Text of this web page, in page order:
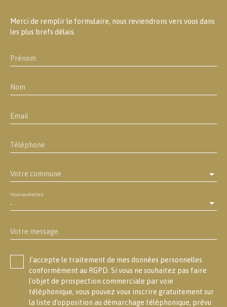
Merci de remplir le formulaire, nous reviendrons vers vous dans
les plus brefs délais.
Prénom
Nom
Email
Téléphone
Votre commune
-
Vous souhaitez
Votre message
J'accepte le traitement de mes données personnelles
conformément au RGPD. Si vous ne souhaitez pas faire
l'objet de prospection commerciale par voie
téléphonique, vous pouvez vous inscrire gratuitement sur
la liste d'opposition au démarchage téléphonique, prévu